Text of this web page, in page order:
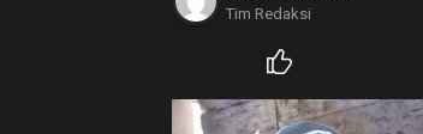
Tim Redaksi